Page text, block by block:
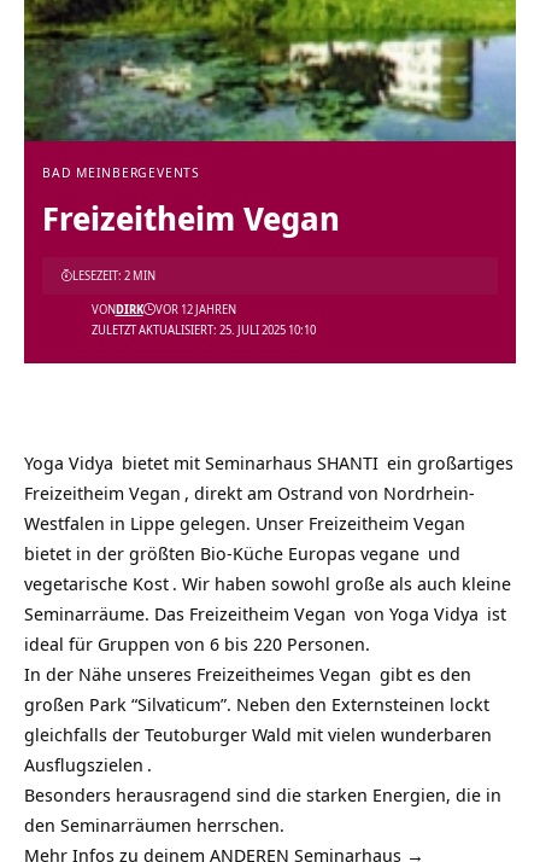
BAD MEINBERG EVENTS
Freizeitheim Vegan
ZULETZT AKTUALISIERT: 25. JULI 2025 10:10
VONDIRK VOR 12 JAHREN
LESEZEIT: 2 MIN
Yoga Vidya bietet mit Seminarhaus SHANTI ein großartiges
Freizeitheim Vegan , direkt am Ostrand von Nordrhein-
Westfalen in Lippe gelegen. Unser Freizeitheim Vegan
bietet in der größten Bio-Küche Europas vegane und
vegetarische Kost . Wir haben sowohl große als auch kleine
Seminarräume. Das Freizeitheim Vegan von Yoga Vidya ist
ideal für Gruppen von 6 bis 220 Personen.
In der Nähe unseres Freizeitheimes Vegan gibt es den
großen Park “Silvaticum”. Neben den Externsteinen lockt
gleichfalls der Teutoburger Wald mit vielen wunderbaren
Ausflugszielen .
Besonders herausragend sind die starken Energien, die in
den Seminarräumen herrschen.
Mehr Infos zu deinem ANDEREN Seminarhaus →